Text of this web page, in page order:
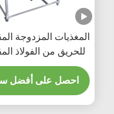
المغذيات المزدوجة
للحريق من الفولاذ
للصدأ مع بنية
احصل على أفضل